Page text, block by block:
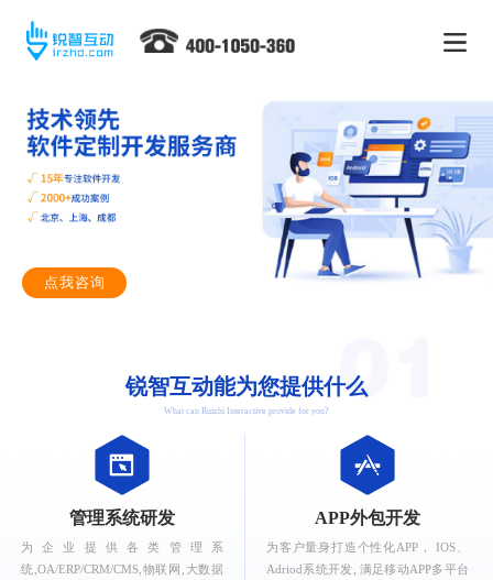
点我咨询
锐智互动能为您提供什么
What can Ruizhi Interactive provide for you?
管理系统研发
为企业提供各类管理系
统,OA/ERP/CRM/CMS,物联网,大数据
APP外包开发
为客户量身打造个性化APP， IOS、
Adriod系统开发, 满足移动APP多平台